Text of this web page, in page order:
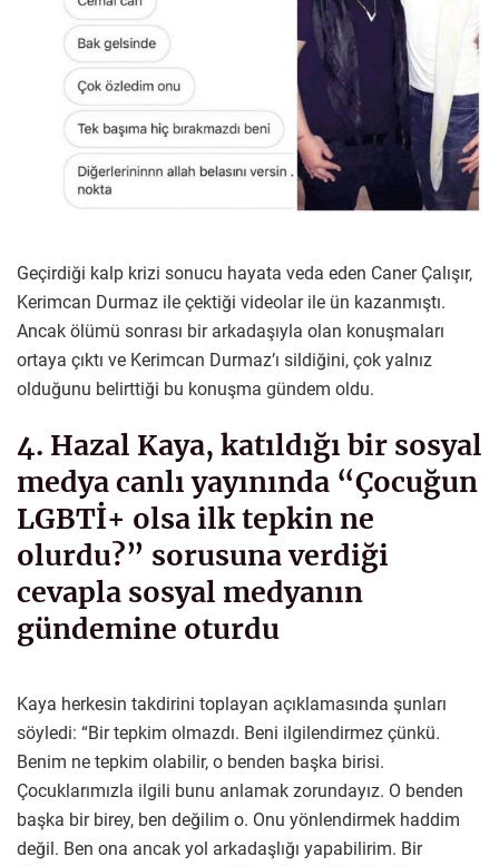
Geçirdiği kalp krizi sonucu hayata veda eden Caner Çalışır,
Kerimcan Durmaz ile çektiği videolar ile ün kazanmıştı.
Ancak ölümü sonrası bir arkadaşıyla olan konuşmaları
ortaya çıktı ve Kerimcan Durmaz’ı sildiğini, çok yalnız
olduğunu belirttiği bu konuşma gündem oldu.
4. Hazal Kaya, katıldığı bir sosyal
medya canlı yayınında “Çocuğun
LGBTİ+ olsa ilk tepkin ne
olurdu?” sorusuna verdiği
cevapla sosyal medyanın
gündemine oturdu
Kaya herkesin takdirini toplayan açıklamasında şunları
söyledi: “Bir tepkim olmazdı. Beni ilgilendirmez çünkü.
Benim ne tepkim olabilir, o benden başka birisi.
Çocuklarımızla ilgili bunu anlamak zorundayız. O benden
başka bir birey, ben değilim o. Onu yönlendirmek haddim
değil. Ben ona ancak yol arkadaşlığı yapabilirim. Bir